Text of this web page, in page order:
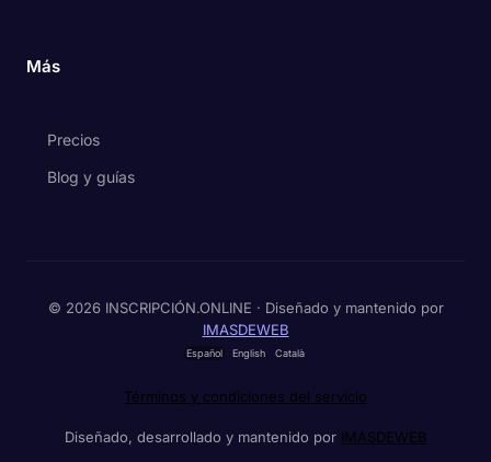
Más
Precios
Blog y guías
© 2026 INSCRIPCIÓN.ONLINE · Diseñado y mantenido por
IMASDEWEB
Español English Català
Términos y condiciones del servicio
Diseñado, desarrollado y mantenido por IMASDEWEB